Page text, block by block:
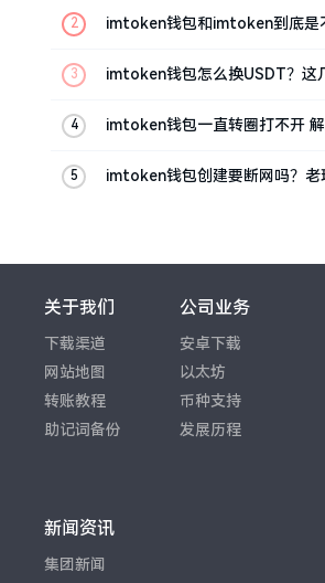
imtoken钱包和imtoken到底是
imtoken钱包怎么换USDT？这
imtoken钱包一直转圈打不开
imtoken钱包创建要断网吗？老
关于我们
下载渠道
网站地图
转账教程
助记词备份
公司业务
安卓下载
以太坊
币种支持
发展历程
新闻资讯
集团新闻